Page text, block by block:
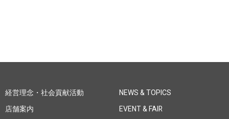
経営理念・社会貢献活動
店舗案内
NEWS & TOPICS
EVENT & FAIR